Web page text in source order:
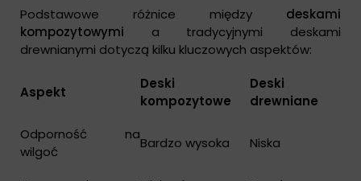
Podstawowe różnice między deskami
kompozytowymi a tradycyjnymi deskami
drewnianymi dotyczą kilku kluczowych aspektów:
Aspekt
Deski
kompozytowe
Deski
drewniane
Odporność na
wilgoć
Bardzo wysoka Niska